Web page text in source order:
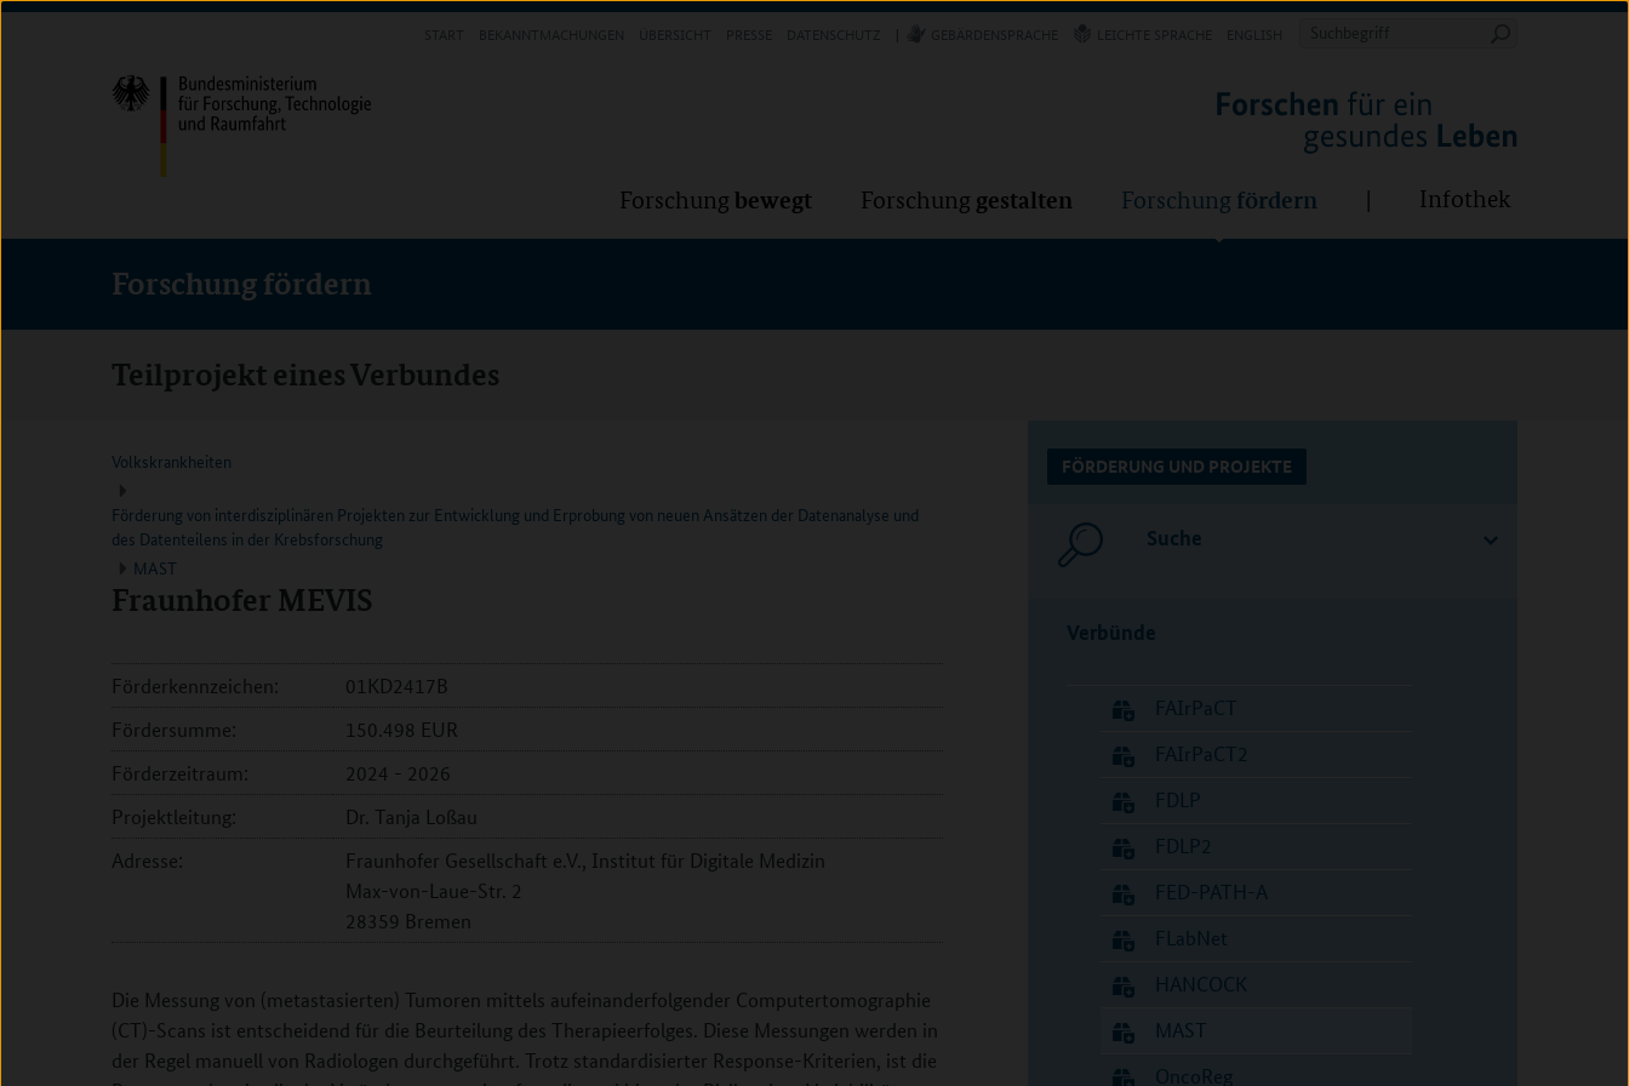
Direkt
(Eingabetaste)
Direkt
(Eingabetaste)
Direkt
(Eingabetaste)
Suchbegriff
Forschung bewegt Forschung gestalten Forschung fördern Infothek
Forschung fördern
Teilprojekt eines Verbundes
Volkskrankheiten
Förderung von interdisziplinären Projekten zur Entwicklung und Erprobung von neuen Ansätzen der Datenanalyse und
des Datenteilens in der Krebsforschung
MAST
Fraunhofer MEVIS
Förderkennzeichen:
01KD2417B
Fördersumme:
150.498 EUR
Förderzeitraum:
2024 - 2026
Projektleitung:
Dr. Tanja Loßau
Adresse:
Fraunhofer Gesellschaft e.V., Institut für Digitale Medizin
Max-von-Laue-Str. 2
28359 Bremen
Die Messung von (metastasierten) Tumoren mittels aufeinanderfolgender Computertomographie
(CT)-Scans ist entscheidend für die Beurteilung des Therapieerfolges. Diese Messungen werden in
der Regel manuell von Radiologen durchgeführt. Trotz standardisierter Response-Kriterien, ist die
FÖRDERUNG UND PROJEKTE
Suche
Verbünde
FAIrPaCT
FAIrPaCT2
FDLP
FDLP2
FED-PATH-A
FLabNet
HANCOCK
MAST
OncoReg
Forschung Forschung Forschung fördern Infothek